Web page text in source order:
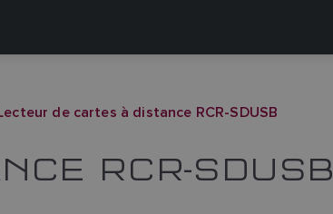
de cartes à distance RCR-SDUSB
RCR-SDUSB